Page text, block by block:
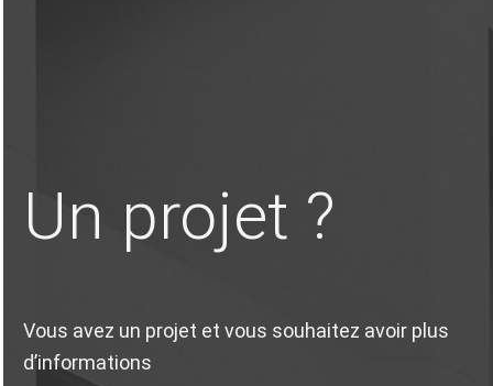
Un projet ?
Vous avez un projet et vous souhaitez avoir plus
d’informations